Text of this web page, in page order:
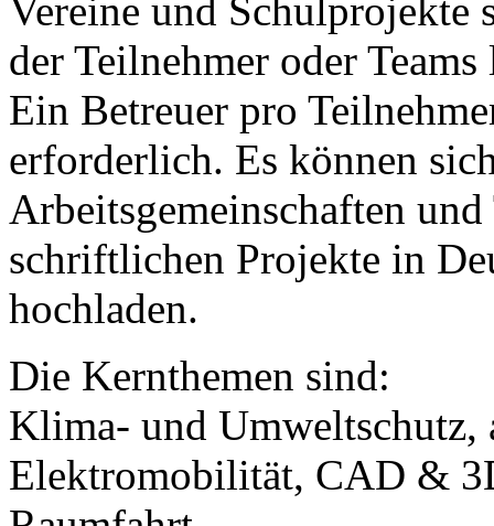
Vereine und Schulprojekte
der Teilnehmer oder
Ein Betreuer pro
erforderlich. Es können
Arbeitsgemeinschaften
schriftlichen Projekte in
hochladen.
Die Kernthemen sind:
Klima- und Umweltschutz,
Elektromobilität, CAD &